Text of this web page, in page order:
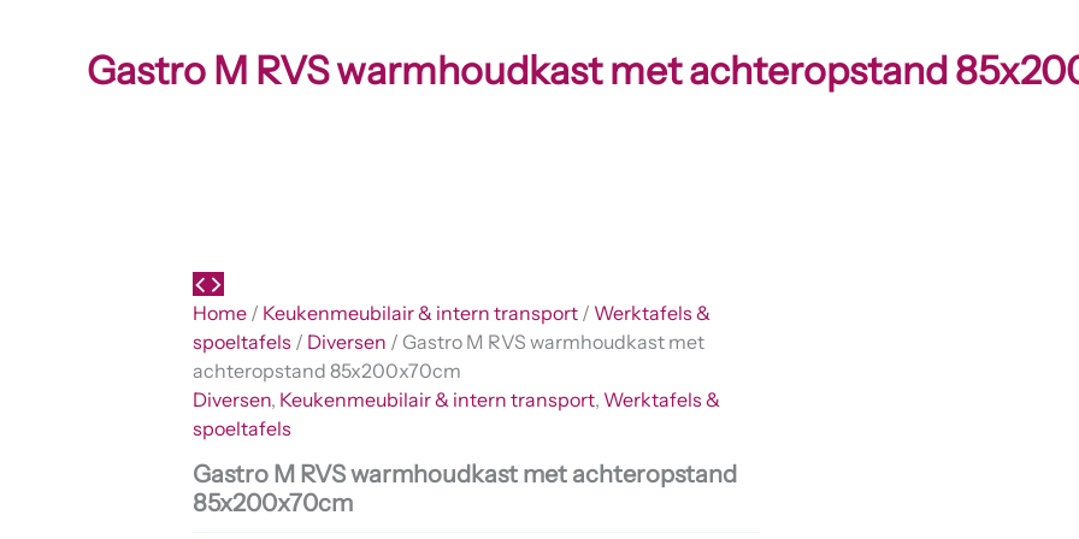
Gastro M RVS warmhoudkast met achteropstand
Home / Keukenmeubilair & intern transport / Werktafels &
spoeltafels / Diversen / Gastro M RVS warmhoudkast met
achteropstand 85x200x70cm
Diversen, Keukenmeubilair & intern transport, Werktafels &
spoeltafels
Gastro M RVS warmhoudkast met achteropstand
85x200x70cm